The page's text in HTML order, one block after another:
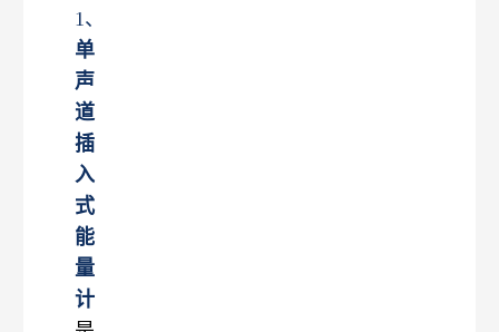
1、
单
声
道
插
入
式
能
量
计